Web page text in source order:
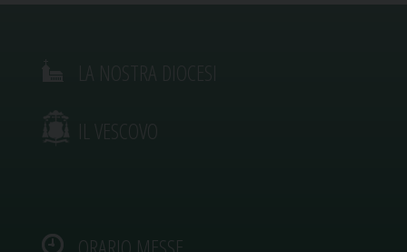
IL VESCOVO